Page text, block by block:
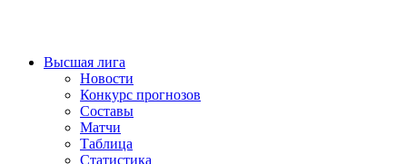
Высшая лига
Новости
Конкурс прогнозов
Составы
Матчи
Таблица
Статистика